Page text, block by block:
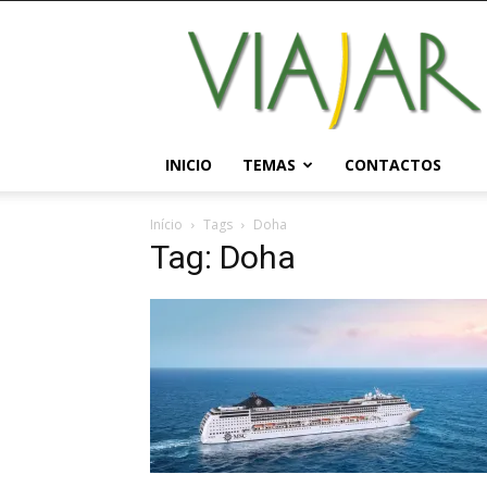
Viajar
Magazine
Online
INICIO TEMAS CONTACTOS
Início Tags Doha
Tag: Doha